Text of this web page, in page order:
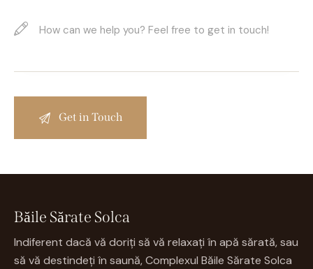
Băile Sărate Solca
Indiferent dacă vă doriți să vă relaxați în apă sărată, sau
să vă destindeți în saună, Complexul Băile Sărate Solca